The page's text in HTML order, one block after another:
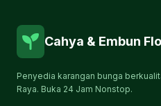
Cahya & Embun
Penyedia karangan bunga
Raya. Buka 24 Jam Nonstop.